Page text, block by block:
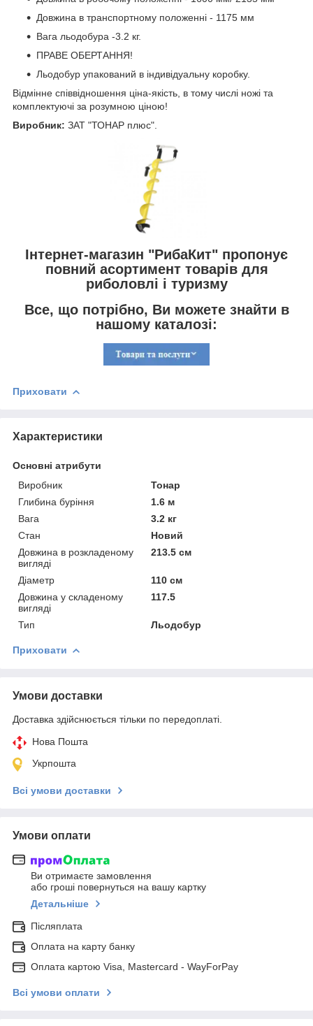
Довжина в транспортному положенні - 1175 мм
Вага льодобура -3.2 кг.
ПРАВЕ ОБЕРТАННЯ!
Льодобур упакований в індивідуальну коробку.
Відмінне співвідношення ціна-якість, в тому числі ножі та
комплектуючі за розумною ціною!
Виробник: ЗАТ "ТОНАР плюс".
Інтернет-магазин "РибаКит" пропонує
повний асортимент товарів для
риболовлі і туризму
Все, що потрібно, Ви можете знайти в
нашому каталозі:
Приховати
Характеристики
Основні атрибути
Виробник
Тонар
Глибина буріння
1.6 м
Вага
3.2 кг
Стан
Новий
Довжина в розкладеному
вигляді
213.5 см
Діаметр
110 см
Довжина у складеному
вигляді
117.5
Тип Льодобур
Приховати
Умови доставки
Доставка здійснюється тільки по передоплаті.
Нова Пошта
Укрпошта
Всі умови доставки
Умови оплати
Ви отримаєте замовлення
або гроші повернуться на вашу картку
Детальніше
Післяплата
Оплата на карту банку
Оплата картою Visa, Mastercard - WayForPay
Всі умови оплати